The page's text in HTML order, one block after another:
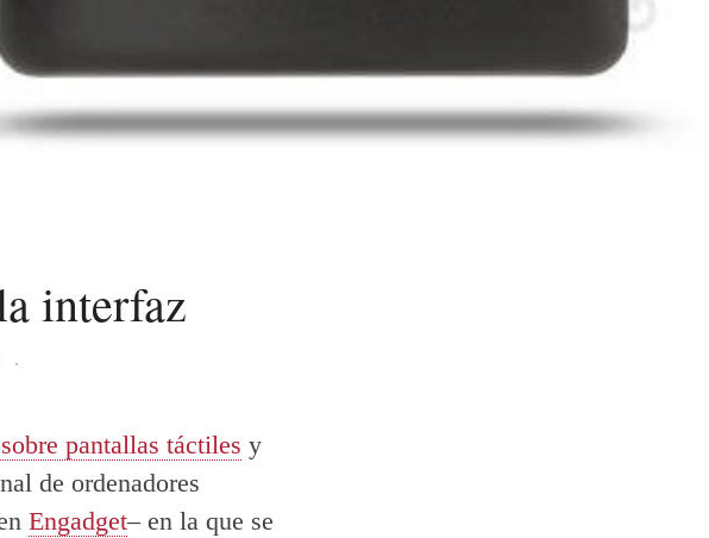
interfaz
·
pantallas táctiles y
de ordenadores
Engadget– en la que se